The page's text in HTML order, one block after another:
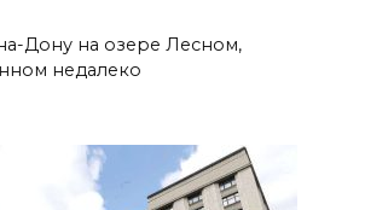
Дону на озере Лесном,
недалеко